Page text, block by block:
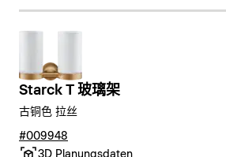
Starck T 玻璃架
古铜色 拉丝
#009948